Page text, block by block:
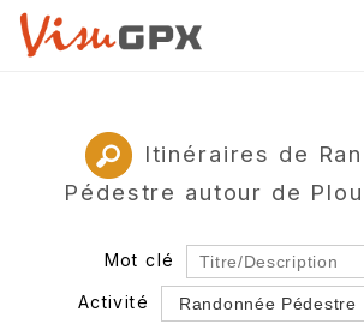
Itinéraires de
Pédestre autour de
Mot clé
Activité